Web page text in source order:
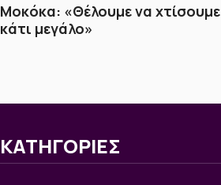
Μοκόκα: «Θέλουμε να χτίσουμε
κάτι μεγάλο»
ΚΑΤΗΓΟΡΙΕΣ